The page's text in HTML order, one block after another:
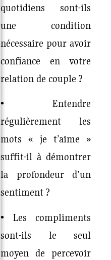
quotidiens sont-ils
une condition
nécessaire pour avoir
confiance en votre
relation de couple ?
• Entendre
régulièrement les
mots « je t’aime »
suffit-il à démontrer
la profondeur d’un
sentiment ?
• Les compliments
sont-ils le seul
moyen de percevoir